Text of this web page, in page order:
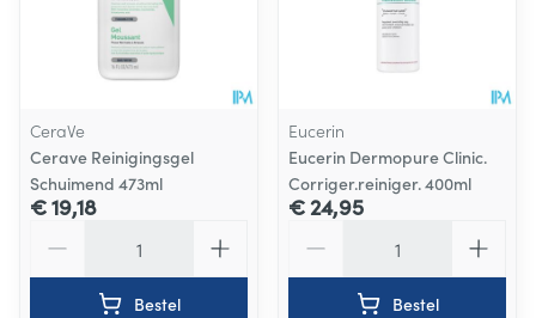
CeraVe
Cerave Reinigingsgel
Schuimend 473ml
€ 19,18
Bestel
Eucerin
Eucerin Dermopure Clinic.
Corriger.reiniger. 400ml
€ 24,95
Bestel